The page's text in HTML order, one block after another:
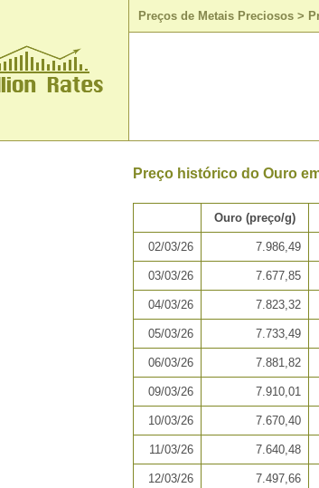
Preços de Metais Preciosos >
Preço histórico do Ouro
Ouro (preço/g)
02/03/26 7.986,49
03/03/26 7.677,85
04/03/26 7.823,32
05/03/26 7.733,49
06/03/26 7.881,82
09/03/26 7.910,01
10/03/26 7.670,40
11/03/26 7.640,48
12/03/26 7.497,66